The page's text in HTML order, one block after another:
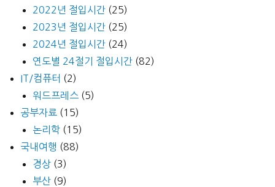
2022년 절입시간 (25)
2023년 절입시간 (25)
2024년 절입시간 (24)
연도별 24절기 절입시간 (82)
IT/컴퓨터 (2)
워드프레스 (5)
공부자료 (15)
논리학 (15)
국내여행 (88)
경상 (3)
부산 (9)